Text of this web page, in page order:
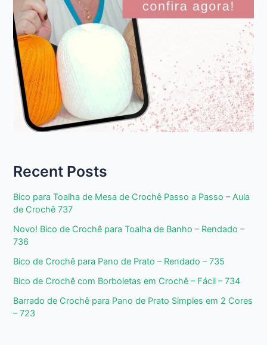
Recent Posts
Bico para Toalha de Mesa de Crochê Passo a Passo – Aula
de Crochê 737
Novo! Bico de Crochê para Toalha de Banho – Rendado –
736
Bico de Crochê para Pano de Prato – Rendado – 735
Bico de Crochê com Borboletas em Crochê – Fácil – 734
Barrado de Crochê para Pano de Prato Simples em 2 Cores
– 723